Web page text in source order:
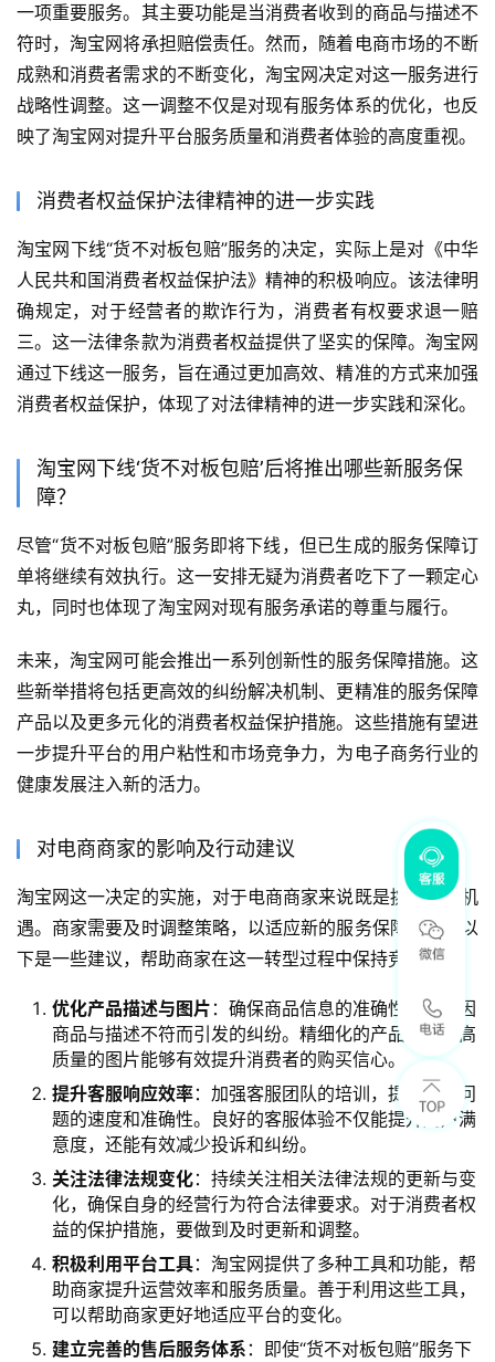
一项重要服务。其主要功能是当消费者收到的商品与描述不
符时，淘宝网将承担赔偿责任。然而，随着电商市场的不断
成熟和消费者需求的不断变化，淘宝网决定对这一服务进行
战略性调整。这一调整不仅是对现有服务体系的优化，也反
映了淘宝网对提升平台服务质量和消费者体验的高度重视。
消费者权益保护法律精神的进一步实践
淘宝网下线“货不对板包赔”服务的决定，实际上是对《中华
人民共和国消费者权益保护法》精神的积极响应。该法律明
确规定，对于经营者的欺诈行为，消费者有权要求退一赔
三。这一法律条款为消费者权益提供了坚实的保障。淘宝网
通过下线这一服务，旨在通过更加高效、精准的方式来加强
消费者权益保护，体现了对法律精神的进一步实践和深化。
淘宝网下线‘货不对板包赔’后将推出哪些新服务保
障？
尽管“货不对板包赔”服务即将下线，但已生成的服务保障订
单将继续有效执行。这一安排无疑为消费者吃下了一颗定心
丸，同时也体现了淘宝网对现有服务承诺的尊重与履行。
未来，淘宝网可能会推出一系列创新性的服务保障措施。这
些新举措将包括更高效的纠纷解决机制、更精准的服务保障
产品以及更多元化的消费者权益保护措施。这些措施有望进
一步提升平台的用户粘性和市场竞争力，为电子商务行业的
健康发展注入新的活力。
对电商商家的影响及行动建议
淘宝网这一决定的实施，对于电商商家来说既是挑战也是机
遇。商家需要及时调整策略，以适应新的服务保障环境。以
下是一些建议，帮助商家在这一转型过程中保持竞争力：
优化产品描述与图片 ：确保商品信息的准确性，减少因
商品与描述不符而引发的纠纷。精细化的产品描述和高
质量的图片能够有效提升消费者的购买信心。
提升客服响应效率：加强客服团队的培训，提高处理问
题的速度和准确性。良好的客服体验不仅能提升用户满
意度，还能有效减少投诉和纠纷。
关注法律法规变化：持续关注相关法律法规的更新与变
化，确保自身的经营行为符合法律要求。对于消费者权
益的保护措施，要做到及时更新和调整。
积极利用平台工具：淘宝网提供了多种工具和功能，帮
助商家提升运营效率和服务质量。善于利用这些工具，
可以帮助商家更好地适应平台的变化。
建立完善的售后服务体系 ：即使“货不对板包赔”服务下